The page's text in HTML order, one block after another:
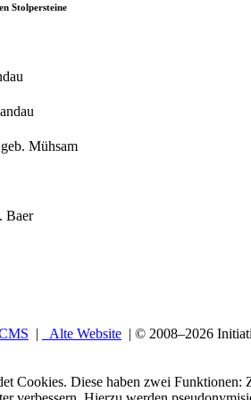
Stolpersteine
Mühsam
Baer
Alte Website | © 2008–2026
Cookies. Diese haben zwei